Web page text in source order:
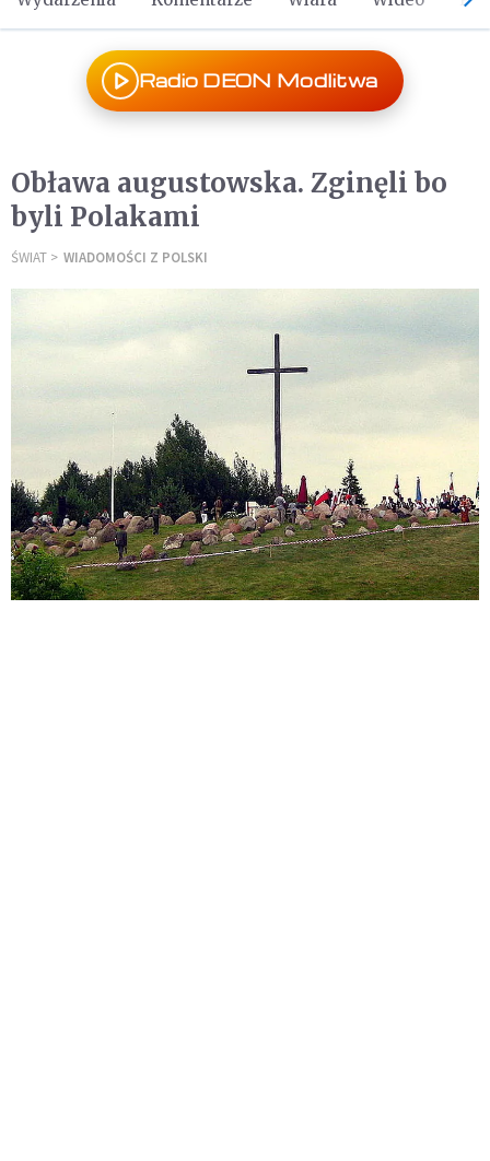
Radio DEON Modlitwa
Obława augustowska. Zginęli bo
byli Polakami
ŚWIAT WIADOMOŚCI Z POLSKI